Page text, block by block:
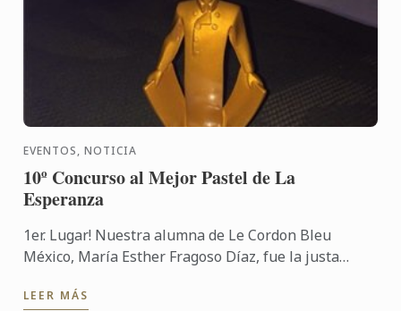
EVENTOS, NOTICIA
10º Concurso al Mejor Pastel de La
Esperanza
1er. Lugar! Nuestra alumna de Le Cordon Bleu
México, María Esther Fragoso Díaz, fue la justa
Esperanza.
LEER MÁS